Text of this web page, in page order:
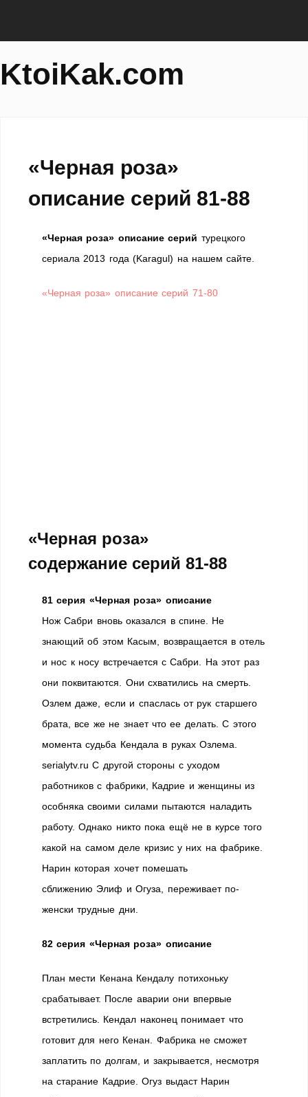
KtoiKak.com
«Черная роза»
описание серий 81-88
«Черная роза» описание серий турецкого
сериала 2013 года (Karagul) на нашем сайте.
«Черная роза» описание серий 71-80
«Черная роза»
содержание серий 81-88
81 серия «Черная роза» описание
Нож Сабри вновь оказался в спине. Не
знающий об этом Касым, возвращается в отель
и нос к носу встречается с Сабри. На этот раз
они поквитаются. Они схватились на смерть.
Озлем даже, если и спаслась от рук старшего
брата, все же не знает что ее делать. С этого
момента судьба Кендала в руках Озлема.
serialytv.ru С другой стороны с уходом
работников с фабрики, Кадрие и женщины из
особняка своими силами пытаются наладить
работу. Однако никто пока ещё не в курсе того
какой на самом деле кризис у них на фабрике.
Нарин которая хочет помешать
сближению Элиф и Огуза, переживает по-
женски трудные дни.
82 серия «Черная роза» описание
План мести Кенана Кендалу потихоньку
срабатывает. После аварии они впервые
встретились. Кендал наконец понимает что
готовит для него Кенан. Фабрика не сможет
заплатить по долгам, и закрывается, несмотря
на старание Кадрие. Огуз выдаст Нарин